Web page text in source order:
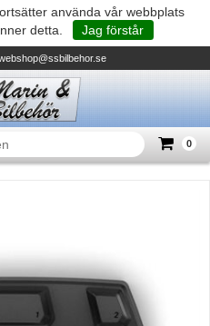
använda vår webbplats
detta.
Jag förstår
0